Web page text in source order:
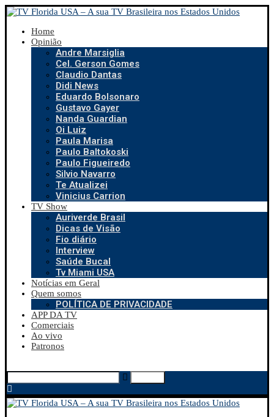
Home
Opinião
Andre Marsiglia
Cel. Gerson Gomes
Claudio Dantas
Didi News
Eduardo Bolsonaro
Gustavo Gayer
Nanda Guardian
Oi Luiz
Paula Marisa
Paulo Baltokoski
Paulo Figueiredo
Silvio Navarro
Te Atualizei
Vinicius Carrion
TV Show
Auriverde Brasil
Dicas de Visão
Fio diário
Interview
Saúde Bucal
Tv Miami USA
Notícias em Geral
Quem somos
POLÍTICA DE PRIVACIDADE
APP DA TV
Comerciais
Ao vivo
Patronos